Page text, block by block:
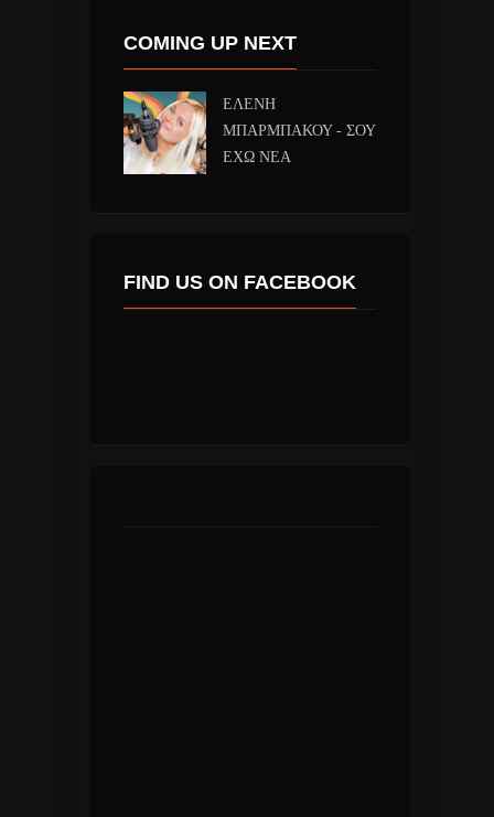
COMING UP NEXT
ΕΛΕΝΗ
ΜΠΑΡΜΠΑΚΟΥ - ΣΟΥ
ΕΧΩ ΝΕΑ
FIND US ON FACEBOOK